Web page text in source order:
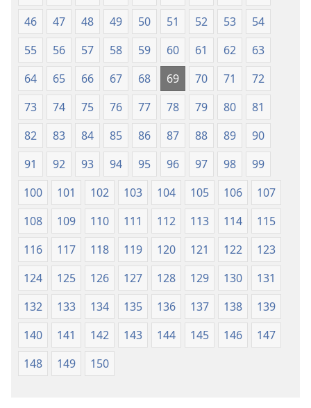
46
47 48 49 50 51 52 53
54
55
56 57 58 59 60 61 62
63
64
65 66 67 68 69 70 71
72
73
74 75 76 77 78 79 80
81
82
83 84 85 86 87 88 89
90
91
92 93 94 95 96 97 98
99
100
101 102 103 104 105 106
107
108
109 110 111 112 113 114
115
116
117 118 119 120 121 122
123
124
125 126 127 128 129 130
131
132
133 134 135 136 137 138
139
140
141 142 143 144 145 146
147
148
149 150